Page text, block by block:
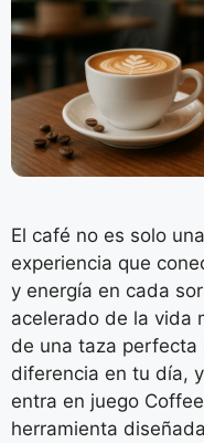
El café no es solo
experiencia que
y energía en cada
acelerado de la vida
de una taza perfecta
diferencia en tu día,
entra en juego
herramienta